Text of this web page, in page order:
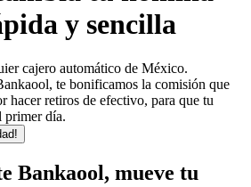
y sencilla
cajero automático de México.
te bonificamos la comisión que
hacer retiros de efectivo, para que tu
primer día.
Bankaool, mueve tu